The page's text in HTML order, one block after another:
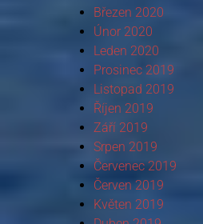
Březen 2020
Únor 2020
Leden 2020
Prosinec 2019
Listopad 2019
Říjen 2019
Září 2019
Srpen 2019
Červenec 2019
Červen 2019
Květen 2019